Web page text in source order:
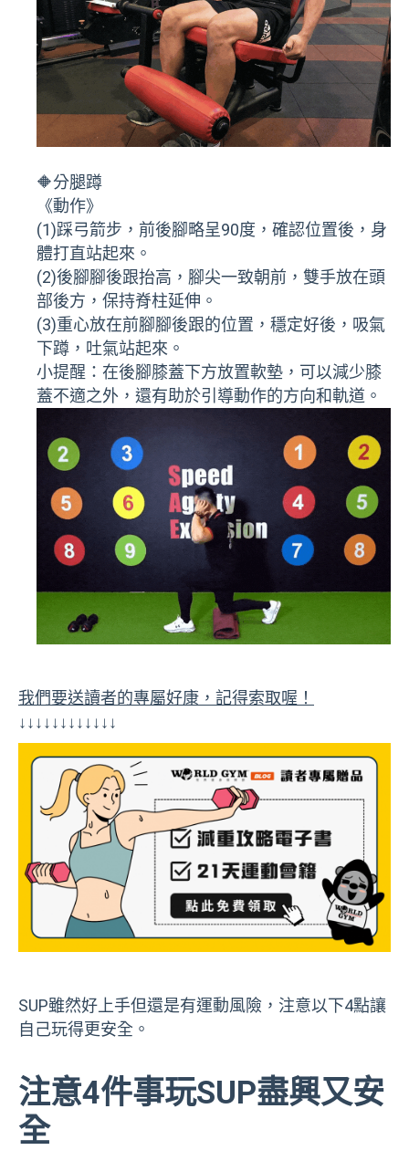
🔶分腿蹲
《動作》
(1)踩弓箭步，前後腳略呈90度，確認位置後，身
體打直站起來。
(2)後腳腳後跟抬高，腳尖一致朝前，雙手放在頭
部後方，保持脊柱延伸。
(3)重心放在前腳腳後跟的位置，穩定好後，吸氣
下蹲，吐氣站起來。
小提醒：在後腳膝蓋下方放置軟墊，可以減少膝
蓋不適之外，還有助於引導動作的方向和軌道。
我們要送讀者的專屬好康，記得索取喔！
↓↓↓↓↓↓↓↓↓↓↓↓
SUP雖然好上手但還是有運動風險，注意以下4點讓
自己玩得更安全。
注意4件事玩SUP盡興又安
全